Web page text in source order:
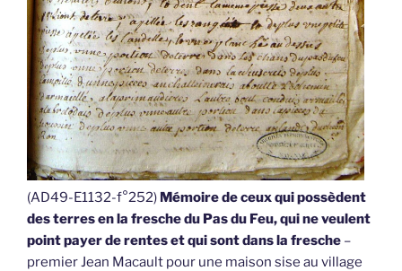
(AD49-E1132-f°252) Mémoire de ceux qui possèdent
des terres en la fresche du Pas du Feu, qui ne veulent
point payer de rentes et qui sont dans la fresche –
premier Jean Macault pour une maison sise au village